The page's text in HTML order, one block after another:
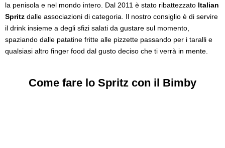
la penisola e nel mondo intero. Dal 2011 è stato ribattezzato Italian
Spritz dalle associazioni di categoria. Il nostro consiglio è di servire
il drink insieme a degli sfizi salati da gustare sul momento,
spaziando dalle patatine fritte alle pizzette passando per i taralli e
qualsiasi altro finger food dal gusto deciso che ti verrà in mente.
Come fare lo Spritz con il Bimby